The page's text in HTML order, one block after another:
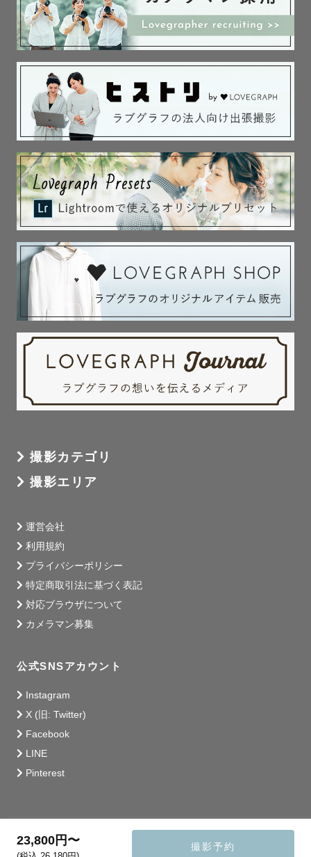
23,800円〜 撮影予約
撮影カテゴリ
撮影エリア
運営会社
利用規約
プライバシーポリシー
特定商取引法に基づく表記
対応ブラウザについて
カメラマン募集
公式SNSアカウント
Instagram
X (旧: Twitter)
Facebook
LINE
Pinterest